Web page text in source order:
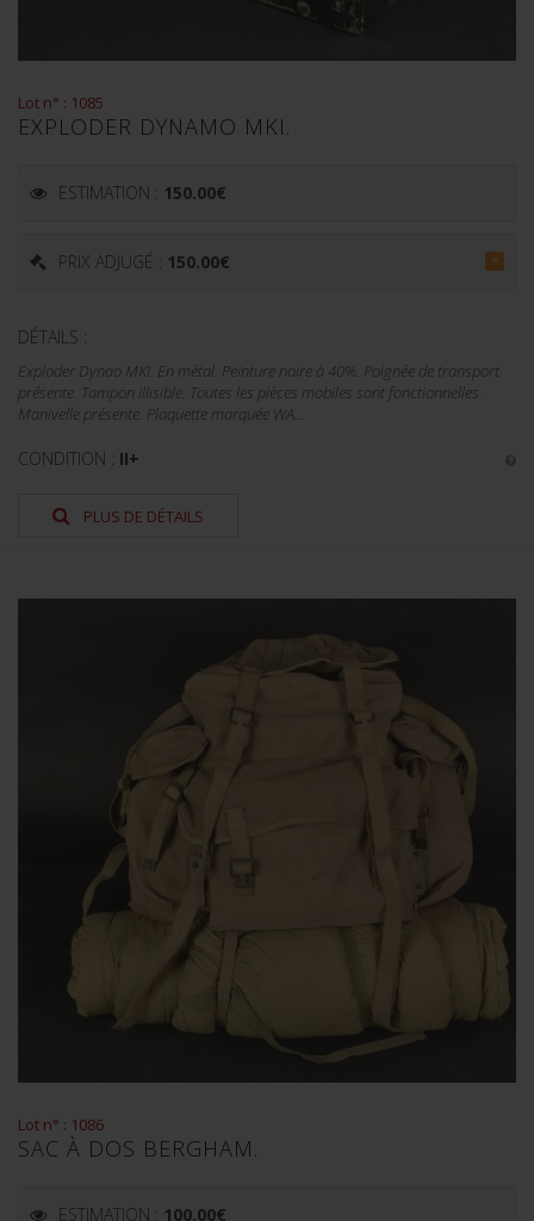
Lot n° : 1085
EXPLODER DYNAMO MKI.
ESTIMATION : 150.00€
PRIX ADJUGÉ : 150.00€ =
DÉTAILS :
Exploder Dynao MKI. En métal. Peinture noire à 40%. Poignée de transport
présente. Tampon illisible. Toutes les pièces mobiles sont fonctionnelles.
Manivelle présente. Plaquette marquée WA...
CONDITION : II+
PLUS DE DÉTAILS
Lot n° : 1086
SAC À DOS BERGHAM.
ESTIMATION : 100.00€